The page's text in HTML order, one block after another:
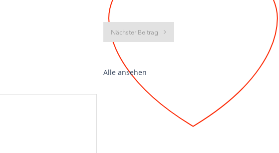
Nächster Beitrag
Alle ansehen